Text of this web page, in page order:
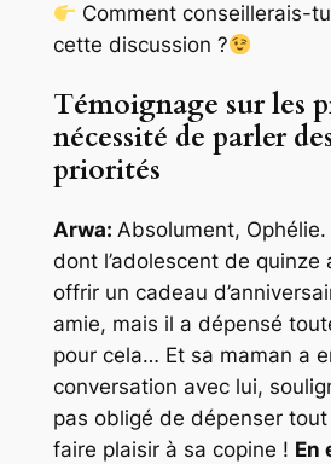
Comment conseillerais-
cette discussion ?
Témoignage sur les
nécessité de parler
priorités
Arwa: Absolument, Ophélie.
dont l’adolescent de quinze
offrir un cadeau
amie, mais il a dépensé
pour cela… Et sa maman a
conversation avec lui,
pas obligé de dépenser
faire plaisir à sa copine ! En